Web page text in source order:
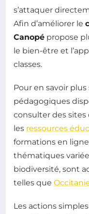
s’attaquer
Afin d’améliorer le
Canopé propose
le bien-être et
classes.
Pour en savoir
pédagogiques
consulter des sites
les ressources
formations en
thématiques
biodiversité, sont
telles que
Les actions